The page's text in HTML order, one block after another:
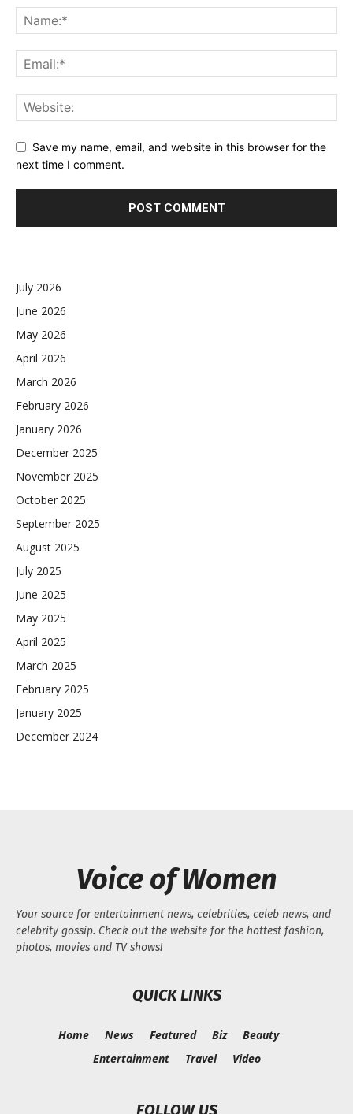
Save my name, email, and website in this browser for the
next time I comment.
July 2026
June 2026
May 2026
April 2026
March 2026
February 2026
January 2026
December 2025
November 2025
October 2025
September 2025
August 2025
July 2025
June 2025
May 2025
April 2025
March 2025
February 2025
January 2025
December 2024
Voice of Women
Your source for entertainment news, celebrities, celeb news, and
celebrity gossip. Check out the website for the hottest fashion,
photos, movies and TV shows!
QUICK LINKS
Home News Featured Biz
Beauty
Entertainment
Travel Video